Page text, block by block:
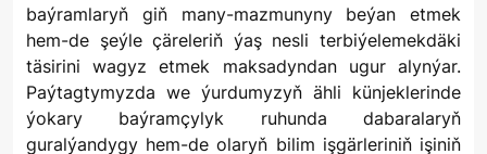
baýramlaryň giň many-mazmunyny beýan etmek
hem-de şeýle çäreleriň ýaş nesli terbiýelemekdäki
täsirini wagyz etmek maksadyndan ugur alynýar.
Paýtagtymyzda we ýurdumyzyň ähli künjeklerinde
ýokary baýramçylyk ruhunda dabaralaryň
guralýandygy hem-de olaryň bilim işgärleriniň işiniň